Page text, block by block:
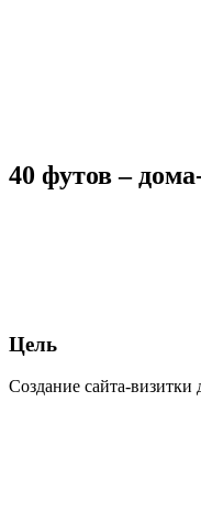
40 футов –
Цель
Создание сайта-визитки